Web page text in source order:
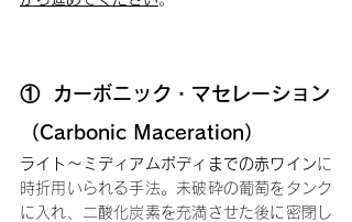
①  カーボニック・マセレーション
（Carbonic Maceration）
ライト〜ミディアムボディまでの赤ワインに
時折用いられる手法。未破砕の葡萄をタンク
に入れ、二酸化炭素を充満させた後に密閉し